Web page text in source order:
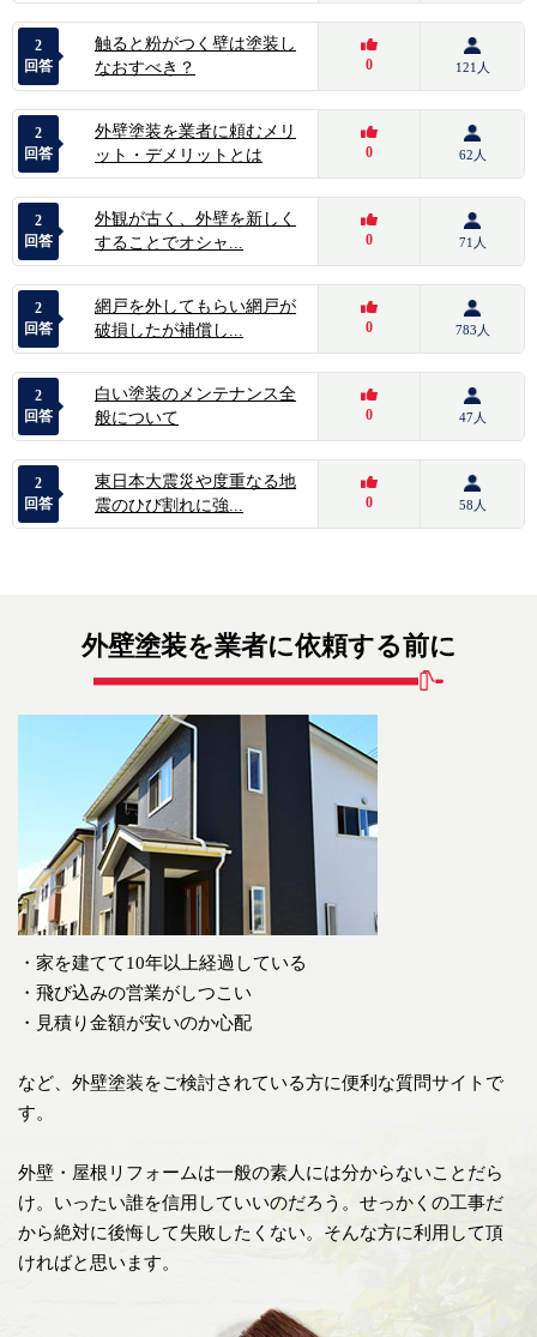
2
回答
触ると粉がつく壁は塗装し
なおすべき？
0 121人
2
回答
外壁塗装を業者に頼むメリ
ット・デメリットとは
0 62人
2
回答
外観が古く、外壁を新しく
することでオシャ...
0 71人
2
回答
網戸を外してもらい網戸が
破損したが補償し...
0 783人
2
回答
白い塗装のメンテナンス全
般について
0 47人
2
回答
東日本大震災や度重なる地
震のひび割れに強...
0 58人
外壁塗装を業者に依頼する前に
・家を建てて10年以上経過している
・飛び込みの営業がしつこい
・見積り金額が安いのか心配
など、外壁塗装をご検討されている方に便利な質問サイトで
す。
外壁・屋根リフォームは一般の素人には分からないことだら
け。いったい誰を信用していいのだろう。せっかくの工事だ
から絶対に後悔して失敗したくない。そんな方に利用して頂
ければと思います。